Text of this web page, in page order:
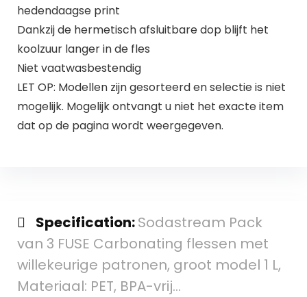
hedendaagse print
Dankzij de hermetisch afsluitbare dop blijft het
koolzuur langer in de fles
Niet vaatwasbestendig
LET OP: Modellen zijn gesorteerd en selectie is niet
mogelijk. Mogelijk ontvangt u niet het exacte item
dat op de pagina wordt weergegeven.
Specification:Sodastream Pack
van 3 FUSE Carbonating flessen met
willekeurige patronen, groot model 1 L,
Materiaal: PET, BPA-vrij…